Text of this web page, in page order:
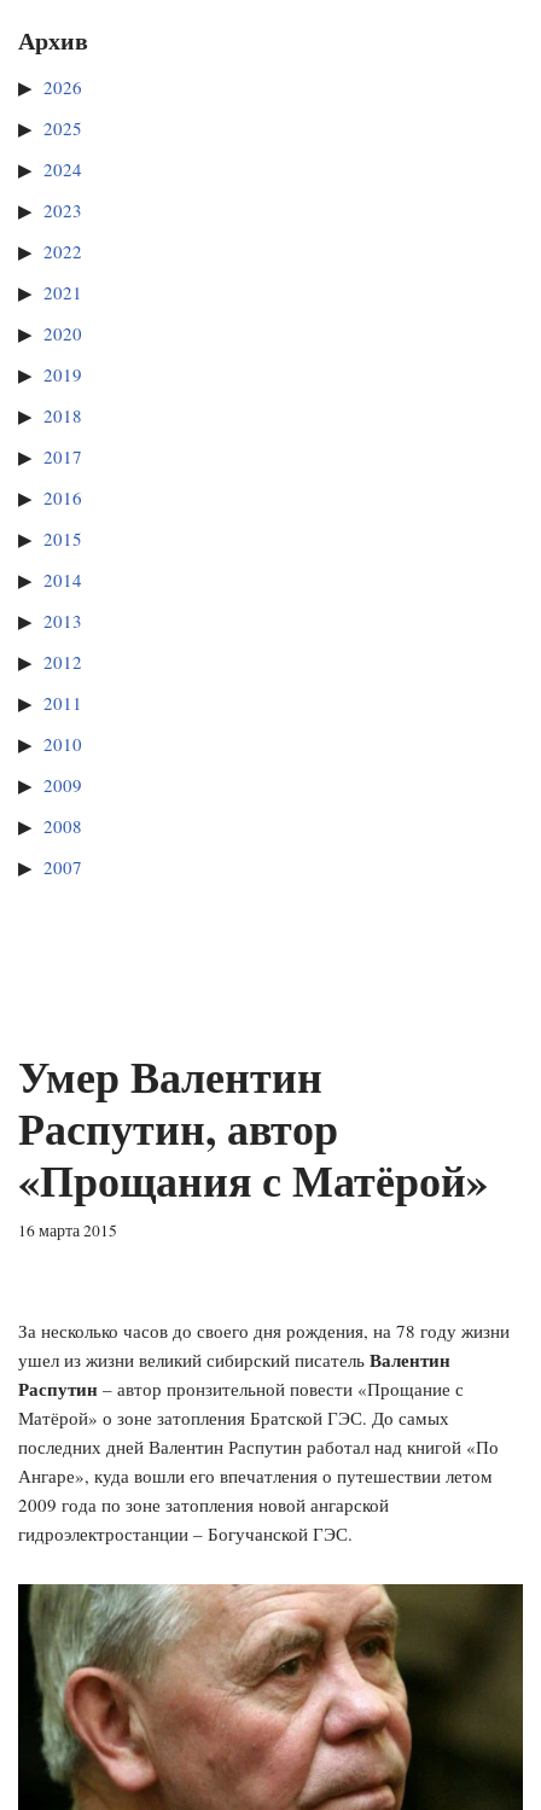
Архив
2026
2025
2024
2023
2022
2021
2020
2019
2018
2017
2016
2015
2014
2013
2012
2011
2010
2009
2008
2007
Умер Валентин
Распутин, автор
«Прощания с Матёрой»
16 марта 2015
За несколько часов до своего дня рождения, на 78 году жизни
ушел из жизни великий сибирский писатель Валентин
Распутин – автор пронзительной повести «Прощание с
Матёрой» о зоне затопления Братской ГЭС. До самых
последних дней Валентин Распутин работал над книгой «По
Ангаре», куда вошли его впечатления о путешествии летом
2009 года по зоне затопления новой ангарской
гидроэлектростанции – Богучанской ГЭС.